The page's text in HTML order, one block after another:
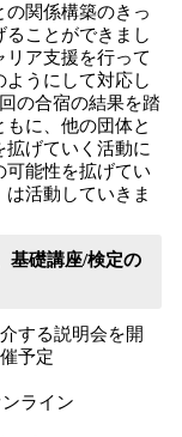
関係構築のきっ
ことができまし
ア支援を行って
うにして対応し
の合宿の結果を踏
に、他の団体と
拡げていく活動に
可能性を拡げてい
活動していきま
基礎講座/検定の
する説明会を開
予定
ライン